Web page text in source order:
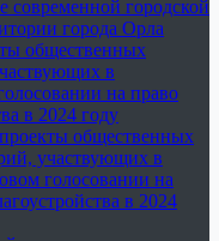
современной городской
города Орла
общественных
в
на право
в 2024 году
общественных
участвующих в
голосовании на
в 2024